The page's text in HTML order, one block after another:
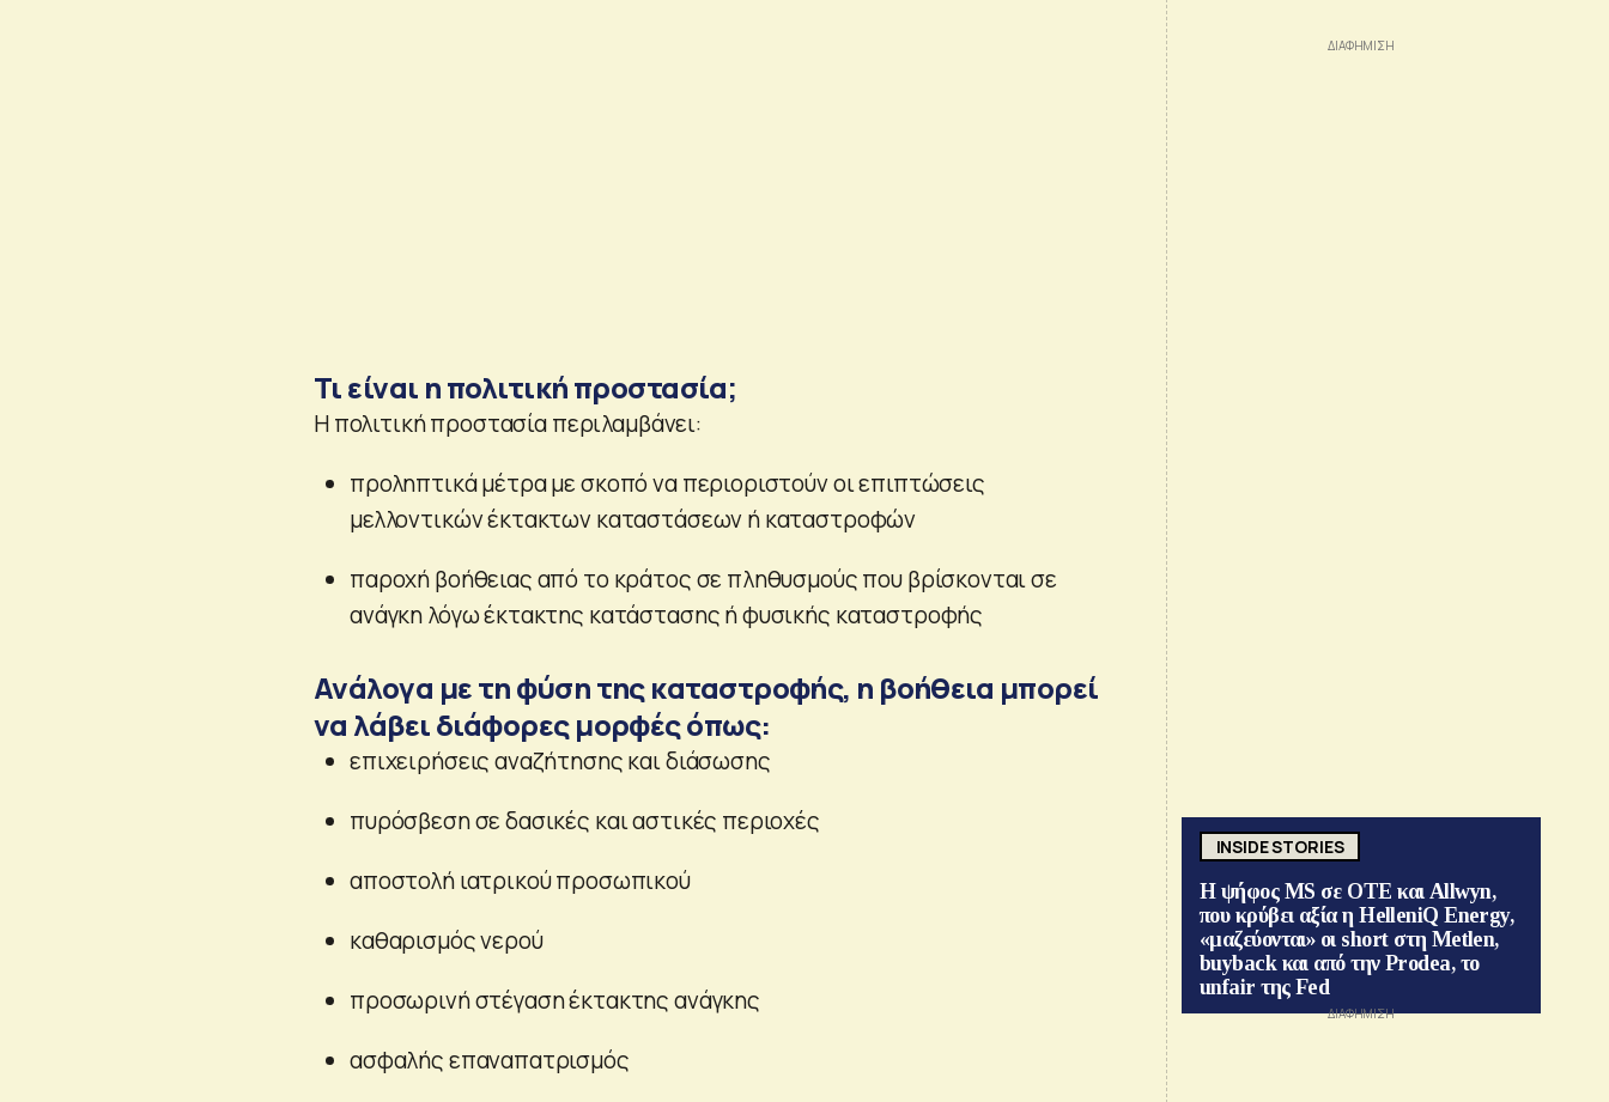
Τι είναι η πολιτική προστασία;
Η πολιτική προστασία περιλαμβάνει:
προληπτικά μέτρα με σκοπό να περιοριστούν οι επιπτώσεις
μελλοντικών έκτακτων καταστάσεων ή καταστροφών
παροχή βοήθειας από το κράτος σε πληθυσμούς που βρίσκονται σε
ανάγκη λόγω έκτακτης κατάστασης ή φυσικής καταστροφής
Ανάλογα με τη φύση της καταστροφής, η βοήθεια μπορεί
να λάβει διάφορες μορφές όπως:
επιχειρήσεις αναζήτησης και διάσωσης
πυρόσβεση σε δασικές και αστικές περιοχές
αποστολή ιατρικού προσωπικού
καθαρισμός νερού
προσωρινή στέγαση έκτακτης ανάγκης
ασφαλής επαναπατρισμός
INSIDE STORIES
Η ψήφος MS σε ΟΤΕ και Allwyn,
που κρύβει αξία η HelleniQ Energy,
«μαζεύονται» οι short στη Metlen,
buyback και από την Prodea, το
unfair της Fed